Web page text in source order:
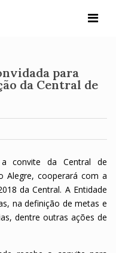
para
da Central de
a convite da Central de
Alegre, cooperará com a
da Central. A Entidade
na definição de metas e
dentre outras ações de